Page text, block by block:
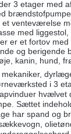
3 etager med
venteværelse
med
er et fortov
og
kanin, hund,
i 3
Sættet
har spand og